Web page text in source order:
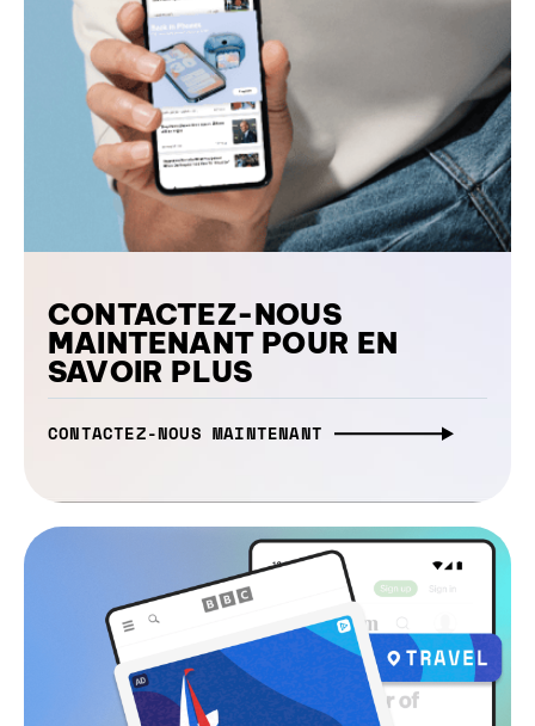
CONTACTEZ-NOUS
MAINTENANT POUR EN
SAVOIR PLUS
CONTACTEZ-NOUS MAINTENANT